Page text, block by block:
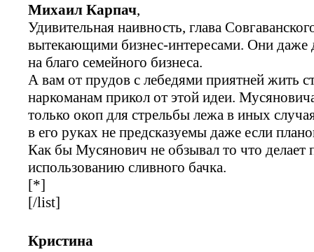
Михаил Карпач,
Удивительная наивность, глава
вытекающими бизнес-интересами. Они даже
на благо семейного бизнеса.
А вам от прудов с лебедями приятней жить
наркоманам прикол от этой идеи.
только окоп для стрельбы лежа в иных
в его руках не предсказуемы даже если
Как бы Мусянович не обзывал то что делает
использованию сливного бачка.
[*]
[/list]
Кристина